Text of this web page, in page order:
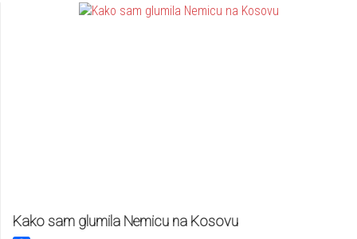
Kako sam glumila Nemicu na Kosovu